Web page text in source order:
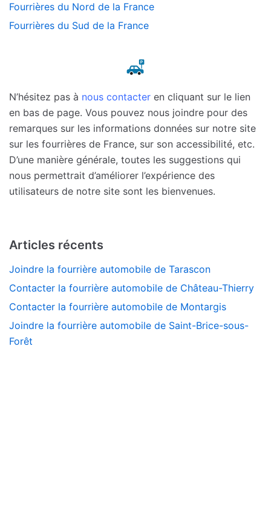
Fourrières du Nord de la France
Fourrières du Sud de la France
N’hésitez pas à nous contacter en cliquant sur le lien
en bas de page. Vous pouvez nous joindre pour des
remarques sur les informations données sur notre site
sur les fourrières de France, sur son accessibilité, etc.
D’une manière générale, toutes les suggestions qui
nous permettrait d’améliorer l’expérience des
utilisateurs de notre site sont les bienvenues.
Articles récents
Joindre la fourrière automobile de Tarascon
Contacter la fourrière automobile de Château-Thierry
Contacter la fourrière automobile de Montargis
Joindre la fourrière automobile de Saint-Brice-sous-
Forêt